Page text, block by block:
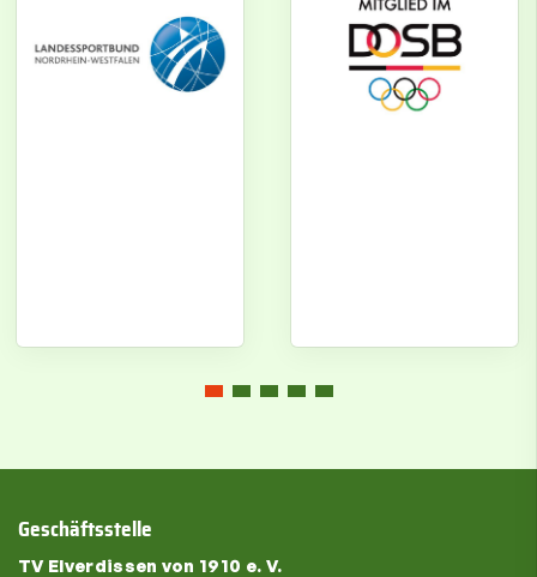
Geschäftsstelle
TV Elverdissen von 1910 e. V.